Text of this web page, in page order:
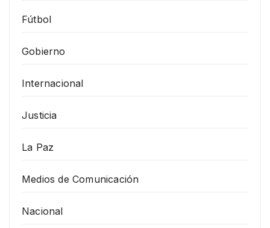
Fútbol
Gobierno
Internacional
Justicia
La Paz
Medios de Comunicación
Nacional